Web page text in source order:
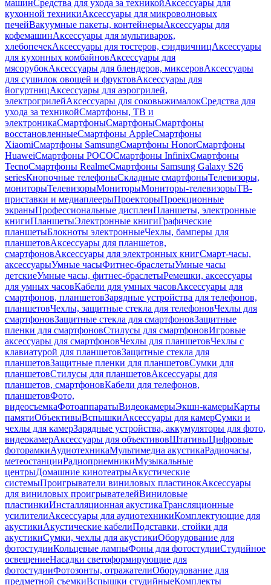
машинСредства для ухода за техникойАксессуары для
кухонной техникиАксессуары для микроволновых
печейВакуумные пакеты, контейнерыАксессуары для
кофемашинАксессуары для мультиварок,
хлебопечекАксессуары для тостеров, сэндвичницАксессуары
для кухонных комбайновАксессуары для
мясорубокАксессуары для блендеров, миксеровАксессуары
для сушилок овощей и фруктовАксессуары для
йогуртницАксессуары для аэрогрилей,
электрогрилейАксессуары для соковыжималокСредства для
ухода за техникойСмартфоны, ТВ и
электроникаСмартфоныСмартфоныСмартфоны
восстановленныеСмартфоны AppleСмартфоны
XiaomiСмартфоны SamsungСмартфоны HonorСмартфоны
HuaweiСмартфоны POCOСмартфоны InfinixСмартфоны
TecnoСмартфоны RealmeСмартфоны Samsung Galaxy S26
seriesКнопочные телефоныСкладные смартфоныТелевизоры,
мониторыТелевизорыМониторыМониторы-телевизорыТВ-
приставки и медиаплеерыПроекторыПроекционные
экраныПрофессиональные дисплеиПланшеты, электронные
книгиПланшетыЭлектронные книгиГрафические
планшетыБлокноты электронныеЧехлы, бамперы для
планшетовАксессуары для планшетов,
смартфоновАксессуары для электронных книгСмарт-часы,
аксессуарыУмные часыФитнес-браслетыУмные часы
детскиеУмные часы, фитнес-браслетыРемешки, аксессуары
для умных часовКабели для умных часовАксессуары для
смартфонов, планшетовЗарядные устройства для телефонов,
планшетовЧехлы, защитные стекла для телефоновЧехлы для
смартфоновЗащитные стекла для смартфоновЗащитные
пленки для смартфоновСтилусы для смартфоновИгровые
аксессуары для смартфоновЧехлы для планшетовЧехлы с
клавиатурой для планшетовЗащитные стекла для
планшетовЗащитные пленки для планшетовСумки для
планшетовСтилусы для планшетовАксессуары для
планшетов, смартфоновКабели для телефонов,
планшетовФото,
видеосъемкаФотоаппаратыВидеокамерыЭкшн-камерыКарты
памятиОбъективыВспышкиАксессуары для камерСумки и
чехлы для камерЗарядные устройства, аккумуляторы для фото,
видеокамерАксессуары для объективовШтативыЦифровые
фоторамкиАудиотехникаМультимедиа акустикаРадиочасы,
метеостанцииРадиоприемникиМузыкальные
центрыДомашние кинотеатрыАкустические
системыПроигрыватели виниловых пластинокАксессуары
для виниловых проигрывателейВиниловые
пластинкиИнсталляционная акустикаТрансляционные
усилителиАксессуары для аудиотехникиКомплектующие для
акустикиАкустические кабелиПодставки, стойки для
акустикиСумки, чехлы для акустикиОборудование для
фотостудииКольцевые лампыФоны для фотостудииСтудийное
освещениеНасадки светоформирующие для
фотостудииФотозонты, отражателиОборудование для
предметной съемкиВспышки студийныеКомплекты